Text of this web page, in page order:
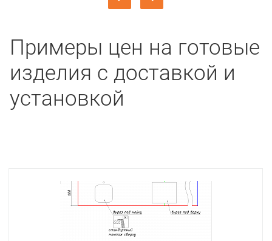
Примеры цен на готовые
изделия с доставкой и
установкой